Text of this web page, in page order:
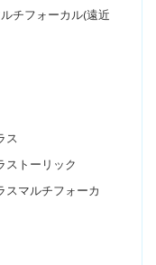
チフォーカル(遠近
ス
ストーリック
スマルチフォーカ